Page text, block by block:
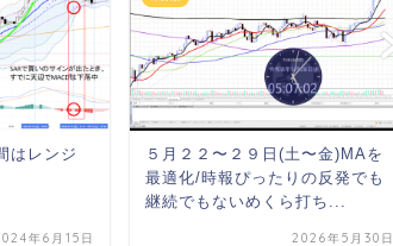
はレンジ
年6月15日
５月２２〜２９日(土〜金)MAを
最適化/時報ぴったりの反発でも
継続でもないめくら打ち...
2026年5月30日